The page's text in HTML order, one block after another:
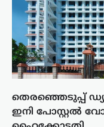
തെരഞ്ഞെടുപ്പ്
ഇനി പോസ്റ്റല്‍